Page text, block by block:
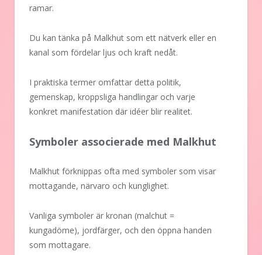
ramar.
Du kan tänka på Malkhut som ett nätverk eller en
kanal som fördelar ljus och kraft nedåt.
I praktiska termer omfattar detta politik,
gemenskap, kroppsliga handlingar och varje
konkret manifestation där idéer blir realitet.
Symboler associerade med Malkhut
Malkhut förknippas ofta med symboler som visar
mottagande, närvaro och kunglighet.
Vanliga symboler är kronan (malchut =
kungadöme), jordfärger, och den öppna handen
som mottagare.